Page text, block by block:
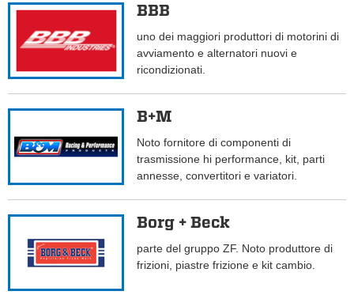
BBB
uno dei maggiori produttori di motorini di
avviamento e alternatori nuovi e
ricondizionati.
B+M
Noto fornitore di componenti di
trasmissione hi performance, kit, parti
annesse, convertitori e variatori.
Borg + Beck
parte del gruppo ZF. Noto produttore di
frizioni, piastre frizione e kit cambio.